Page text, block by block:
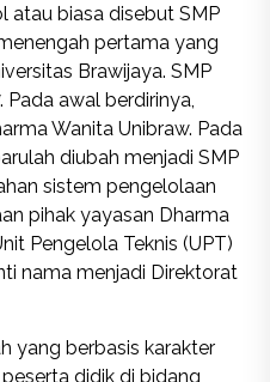
atau biasa disebut SMP
pertama yang
Brawijaya. SMP
Pada awal berdirinya,
Wanita Unibraw. Pada
diubah menjadi SMP
sistem pengelolaan
pihak yayasan Dharma
Pengelola Teknis (UPT)
nama menjadi Direktorat
yang berbasis karakter
didik di bidang